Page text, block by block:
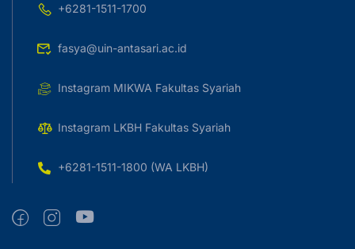
+6281-1511-1700
fasya@uin-antasari.ac.id
Instagram MIKWA Fakultas Syariah
Instagram LKBH Fakultas Syariah
+6281-1511-1800 (WA LKBH)